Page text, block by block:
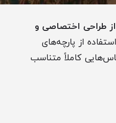
طراحی اختصاصی و
از پارچه‌های
کاملاً متناسب